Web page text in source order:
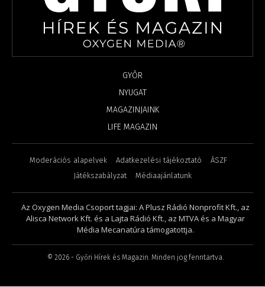
GYŐR
NYUGAT
MAGAZINJAINK
LIFE MAGAZIN
Moderációs alapelvek Adatkezelési tájékoztató
ÁSZF
Játékszabályzat
Médiaajánlatunk
Az Oxygen Media Csoport tagjai: A Plusz Rádió Nonprofit Kft., az
Alisca Network Kft. és a Lajta Rádió Kft., az MTVA és a Magyar
Média Mecanatúra támogatottja.
© 2026 - Győri Hírek és Magazin. Minden jog fenntartva.